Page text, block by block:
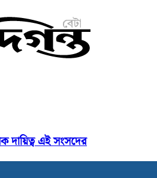
দায়িত্ব এই সংসদের